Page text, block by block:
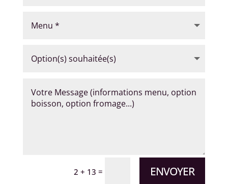
2 + 13 = ENVOYER